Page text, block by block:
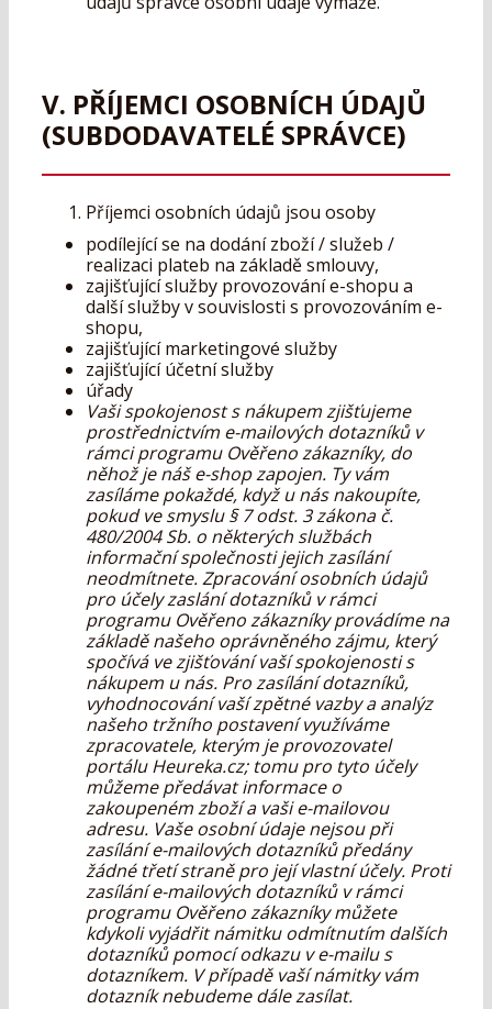
V. PŘÍJEMCI OSOBNÍCH ÚDAJŮ
(SUBDODAVATELÉ SPRÁVCE)
Příjemci osobních údajů jsou osoby
podílející se na dodání zboží / služeb /
realizaci plateb na základě smlouvy,
zajišťující služby provozování e-shopu a
další služby v souvislosti s provozováním e-
shopu,
zajišťující marketingové služby
zajišťující účetní služby
úřady
Vaši spokojenost s nákupem zjišťujeme
prostřednictvím e-mailových dotazníků v
rámci programu Ověřeno zákazníky, do
něhož je náš e-shop zapojen. Ty vám
zasíláme pokaždé, když u nás nakoupíte,
pokud ve smyslu § 7 odst. 3 zákona č.
480/2004 Sb. o některých službách
informační společnosti jejich zasílání
neodmítnete. Zpracování osobních údajů
pro účely zaslání dotazníků v rámci
programu Ověřeno zákazníky provádíme na
základě našeho oprávněného zájmu, který
spočívá ve zjišťování vaší spokojenosti s
nákupem u nás. Pro zasílání dotazníků,
vyhodnocování vaší zpětné vazby a analýz
našeho tržního postavení využíváme
zpracovatele, kterým je provozovatel
portálu Heureka.cz; tomu pro tyto účely
můžeme předávat informace o
zakoupeném zboží a vaši e-mailovou
adresu. Vaše osobní údaje nejsou při
zasílání e-mailových dotazníků předány
žádné třetí straně pro její vlastní účely. Proti
zasílání e-mailových dotazníků v rámci
programu Ověřeno zákazníky můžete
kdykoli vyjádřit námitku odmítnutím dalších
dotazníků pomocí odkazu v e-mailu s
dotazníkem. V případě vaší námitky vám
dotazník nebudeme dále zasílat.